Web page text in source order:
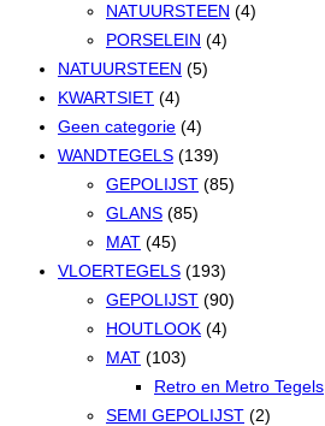
NATUURSTEEN (4)
PORSELEIN (4)
NATUURSTEEN (5)
KWARTSIET (4)
Geen categorie (4)
WANDTEGELS (139)
GEPOLIJST (85)
GLANS (85)
MAT (45)
VLOERTEGELS (193)
GEPOLIJST (90)
HOUTLOOK (4)
MAT (103)
Retro en Metro Tegels
SEMI GEPOLIJST (2)